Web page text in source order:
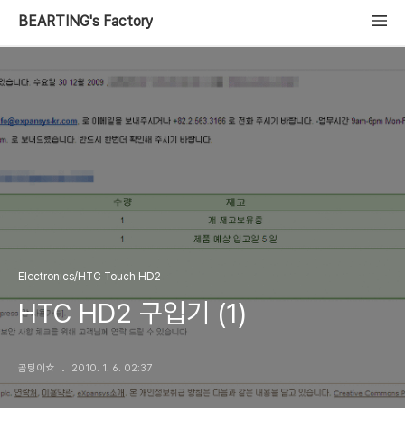
BEARTING's Factory
Electronics/HTC Touch HD2
HTC HD2 구입기 (1)
곰팅이☆ 2010. 1. 6. 02:37